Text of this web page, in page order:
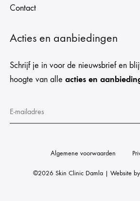
Contact
Acties en aanbiedingen
Schrijf je in voor de nieuwsbrief en
hoogte van alle acties en
©2026 Skin Clinic Damla | Website by
Algemene voorwaarden